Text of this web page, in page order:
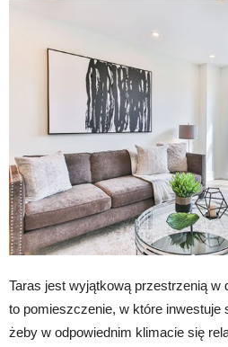
Taras jest wyjątkową przestrzenią
to pomieszczenie, w które inwestuje
żeby w odpowiednim klimacie się